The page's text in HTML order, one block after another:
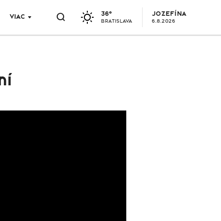
VIAC 36°
BRATISLAVA
JOZEFÍNA
6.8.2026